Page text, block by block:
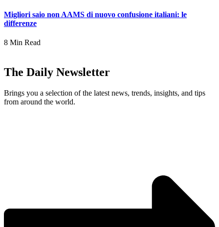
Migliori saio non AAMS di nuovo confusione italiani: le
differenze
8 Min Read
The Daily Newsletter
Brings you a selection of the latest news, trends, insights, and tips
from around the world.